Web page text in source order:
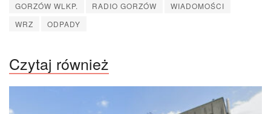
GORZÓW WLKP.
RADIO GORZÓW
WIADOMOŚCI
WRZ
ODPADY
Czytaj również